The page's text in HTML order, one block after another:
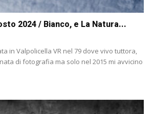
2024 / Bianco, e La Natura...
in Valpolicella VR nel 79 dove vivo tuttora,
di fotografia ma solo nel 2015 mi avvicino